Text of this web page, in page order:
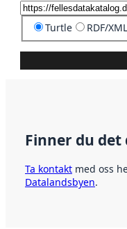
Turtle RDF/XML
Finner du
Ta kontakt med oss
Datalandsbyen.